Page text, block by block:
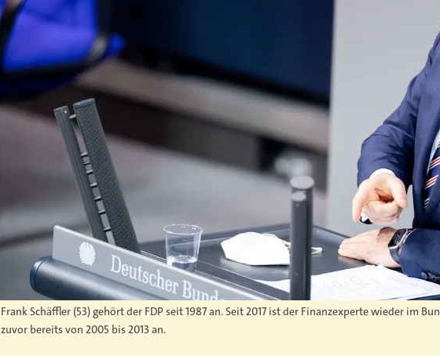
Frank Schäffler (53) gehört der FDP seit 1987 an. Seit 2017 ist der Finanzexperte wieder im
zuvor bereits von 2005 bis 2013 an.